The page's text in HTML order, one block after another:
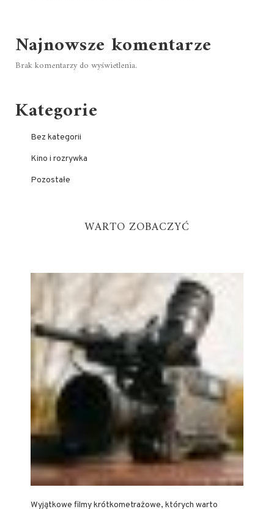
Najnowsze komentarze
Brak komentarzy do wyświetlenia.
Kategorie
Bez kategorii
Kino i rozrywka
Pozostałe
WARTO ZOBACZYĆ
Wyjątkowe filmy krótkometrażowe, których warto